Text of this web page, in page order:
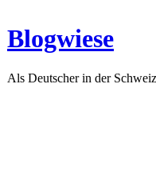
Blogwiese
Als Deutscher in der Schweiz